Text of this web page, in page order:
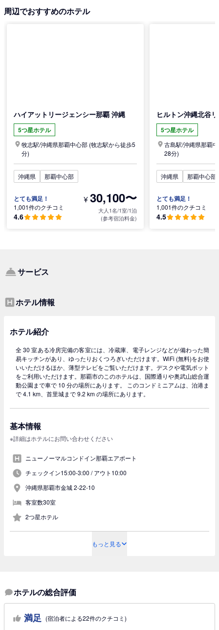
周辺でおすすめのホテル
ハイアットリージェンシー那覇 沖縄
5つ星ホテル
牧志駅/沖縄県那覇中心部 (牧志駅から徒歩5
分)
沖縄県 那覇中心部
とても満足！
1,001件のクチコミ
4.6
¥30,100〜
大人1名/1室/1泊
(参考宿泊料金)
ヒルトン沖縄北谷
5つ星ホテル
古島駅/沖縄県那覇
28分)
沖縄県 那覇中心部
とても満足！
1,001件のクチコミ
4.5
サービス
ホテル情報
ホテル紹介
全 30 室ある冷房完備の客室には、冷蔵庫、電子レンジなどが備わった簡
易キッチンがあり、ゆったりおくつろぎいただけます。WiFi (無料)をお使
いいただけるほか、薄型テレビをご覧いただけます。デスクや電気ポット
をご利用いただけます。那覇市のこのホテルは、国際通りや奥武山総合運
動公園まで車で 10 分の場所にあります。 このコンドミニアムは、泊港ま
で 4.1 km、首里城まで 9.2 km の場所にあります。
基本情報
※詳細はホテルにお問い合わせください
ニューノーマルコンドイン那覇エアポート
チェックイン15:00-3:00 /アウト10:00
沖縄県那覇市金城 2-22-10
客室数30室
2つ星ホテル
もっと見る
ホテルの総合評価
満足 (宿泊者による22件のクチコミ)